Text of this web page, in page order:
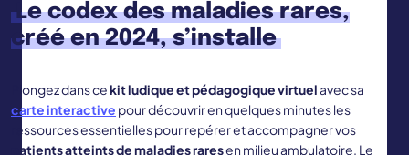
Le codex des maladies rares,
créé en 2024, s’installe
Plongez dans cekit ludique et pédagogique virtuelavec sa
carte interactive pour découvrir en quelques minutes les
ressources essentielles pour repérer et accompagner vos
patients atteints de maladies raresen milieu ambulatoire. Le